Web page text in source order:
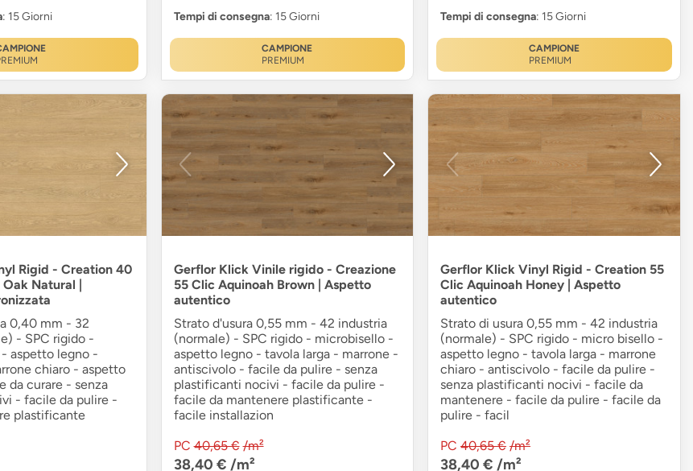
: 15 Giorni
Tempi di consegna: 15 Giorni
CAMPIONE
PREMIUM
Tempi di consegna: 15 Giorni
CAMPIONE
PREMIUM
Rigid - Creation 40
Natural |
0,40 mm - 32
- SPC rigido -
aspetto legno -
chiaro - aspetto
da curare - senza
- facile da pulire -
plastificante
Gerflor Klick Vinile rigido - Creazione
55 Clic Aquinoah Brown | Aspetto
autentico
Strato d'usura 0,55 mm - 42 industria
(normale) - SPC rigido - microbisello -
aspetto legno - tavola larga - marrone -
antiscivolo - facile da pulire - senza
plastificanti nocivi - facile da pulire -
facile da mantenere plastificante -
facile installazion
PC 40,65 € /m²
38,40 € /m²
Gerflor Klick Vinyl Rigid - Creation 55
Clic Aquinoah Honey | Aspetto
autentico
Strato di usura 0,55 mm - 42 industria
(normale) - SPC rigido - micro bisello -
aspetto legno - tavola larga - marrone
chiaro - antiscivolo - facile da pulire -
senza plastificanti nocivi - facile da
mantenere - facile da pulire - facile da
pulire - facil
PC 40,65 € /m²
38,40 € /m²